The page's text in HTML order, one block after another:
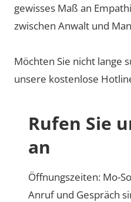
gewisses Maß an
zwischen Anwalt und
Möchten Sie nicht lange
unsere kostenlose
Rufen Sie
an
Öffnungszeiten: Mo-
Anruf und Gespräch